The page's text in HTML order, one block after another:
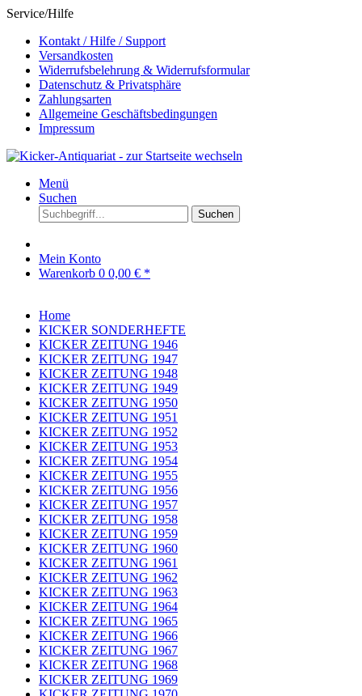
Service/Hilfe
Kontakt / Hilfe / Support
Versandkosten
Widerrufsbelehrung & Widerrufsformular
Datenschutz & Privatsphäre
Zahlungsarten
Allgemeine Geschäftsbedingungen
Impressum
Menü
Suchen
Suchen
Mein Konto
Warenkorb 0 0,00 € *
Home
KICKER SONDERHEFTE
KICKER ZEITUNG 1946
KICKER ZEITUNG 1947
KICKER ZEITUNG 1948
KICKER ZEITUNG 1949
KICKER ZEITUNG 1950
KICKER ZEITUNG 1951
KICKER ZEITUNG 1952
KICKER ZEITUNG 1953
KICKER ZEITUNG 1954
KICKER ZEITUNG 1955
KICKER ZEITUNG 1956
KICKER ZEITUNG 1957
KICKER ZEITUNG 1958
KICKER ZEITUNG 1959
KICKER ZEITUNG 1960
KICKER ZEITUNG 1961
KICKER ZEITUNG 1962
KICKER ZEITUNG 1963
KICKER ZEITUNG 1964
KICKER ZEITUNG 1965
KICKER ZEITUNG 1966
KICKER ZEITUNG 1967
KICKER ZEITUNG 1968
KICKER ZEITUNG 1969